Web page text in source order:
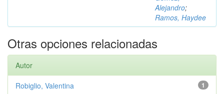
Alejandro;
Ramos, Haydee
Otras opciones relacionadas
Autor
1
Robiglio, Valentina